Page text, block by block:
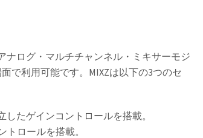
ナログ・マルチチャンネル・ミキサーモジ
で利用可能です。MIXZは以下の3つのセ
したゲインコントロールを搭載。
トロールを搭載。